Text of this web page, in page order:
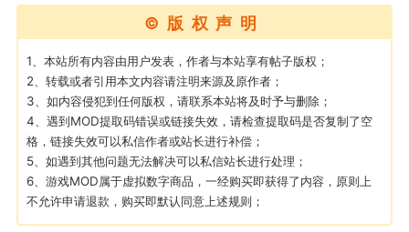
02-10 15:45
电脑端 其他&工具
卖挂
禁止发布联机可用的作弊模组，
单机辅助引流私下售卖服务器外挂！
作弊模组的发布规范近期收到一些信息
作弊模组在联机服务器使用,为了维护游
环境，中文网特此发布以下声明，规范
模组的发布行为：1. *...
©版权声明
1、本站所有内容由用户发表，作者与本站享有帖子版权；
2、转载或者引用本文内容请注明来源及原作者；
3、如内容侵犯到任何版权，请联系本站将及时予与删除；
4、遇到MOD提取码错误或链接失效，请检查提取码是否复制了空
格，链接失效可以私信作者或站长进行补偿；
5、如遇到其他问题无法解决可以私信站长进行处理；
6、游戏MOD属于虚拟数字商品，一经购买即获得了内容，原则上
不允许申请退款，购买即默认同意上述规则；